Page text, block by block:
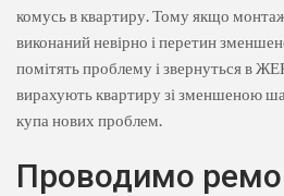
комусь в квартиру. Тому якщо
виконаний невірно і перетин
помітять проблему і звернуться в
вирахують квартиру зі зменшеною
купа нових проблем.
Проводимо